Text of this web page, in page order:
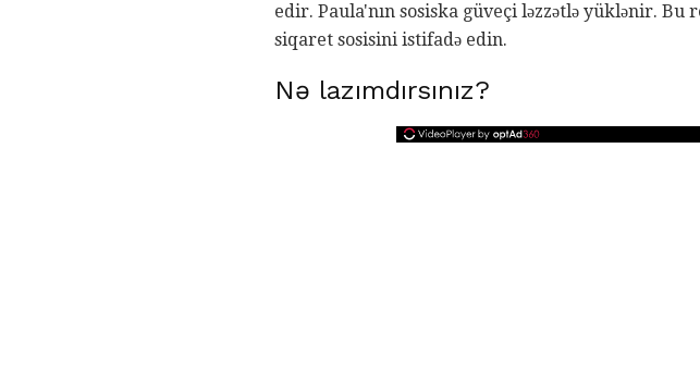
edir. Paula'nın sosiska güveçi ləzzətlə yüklənir.
siqaret sosisini istifadə edin.
Nə lazımdırsınız?